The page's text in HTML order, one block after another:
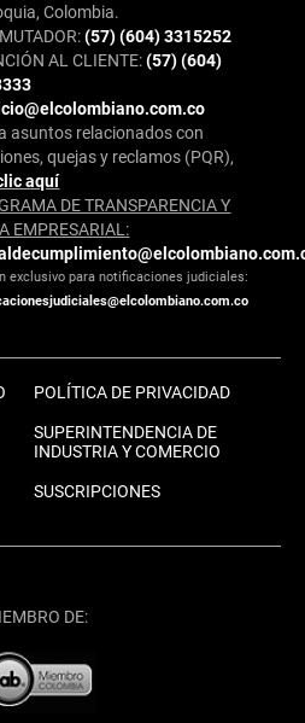
Colombia.
(57) (604) 3315252
AL CLIENTE:(57) (604)
asuntos relacionados con
quejas y reclamos (PQR),
aquí
DE TRANSPARENCIA Y
EMPRESARIAL:
exclusivo para notificaciones judiciales:
POLÍTICA DE PRIVACIDAD
SUPERINTENDENCIA DE
INDUSTRIA Y COMERCIO
SUSCRIPCIONES
DE: